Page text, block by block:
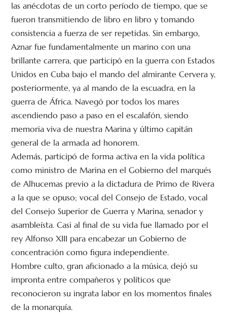
las anécdotas de un corto período de tiempo, que se
fueron transmitiendo de libro en libro y tomando
consistencia a fuerza de ser repetidas. Sin embargo,
Aznar fue fundamentalmente un marino con una
brillante carrera, que participó en la guerra con Estados
Unidos en Cuba bajo el mando del almirante Cervera y,
posteriormente, ya al mando de la escuadra, en la
guerra de África. Navegó por todos los mares
ascendiendo paso a paso en el escalafón, siendo
memoria viva de nuestra Marina y último capitán
general de la armada ad honorem.
Además, participó de forma activa en la vida política
como ministro de Marina en el Gobierno del marqués
de Alhucemas previo a la dictadura de Primo de Rivera
a la que se opuso; vocal del Consejo de Estado, vocal
del Consejo Superior de Guerra y Marina, senador y
asambleísta. Casi al final de su vida fue llamado por el
rey Alfonso XIII para encabezar un Gobierno de
concentración como figura independiente.
Hombre culto, gran aficionado a la música, dejó su
impronta entre compañeros y políticos que
reconocieron su ingrata labor en los momentos finales
de la monarquía.